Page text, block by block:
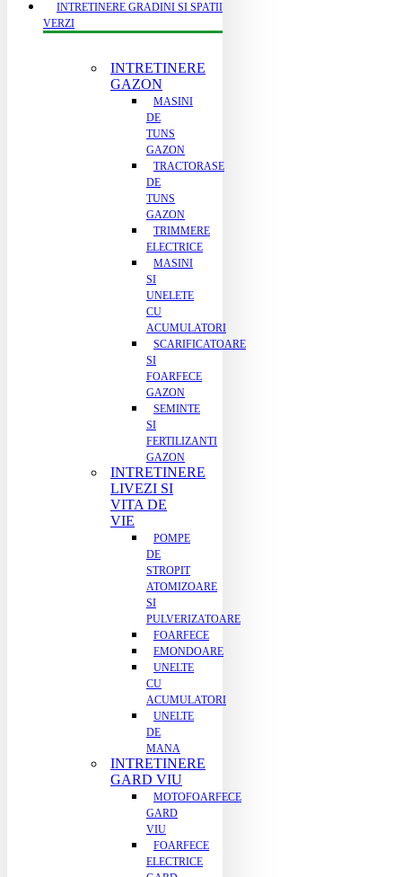
INTRETINERE GRADINI SI SPATII
VERZI
INTRETINERE
GAZON
MASINI
DE
TUNS
GAZON
TRACTORASE
DE
TUNS
GAZON
TRIMMERE
ELECTRICE
MASINI
SI
UNELETE
CU
ACUMULATORI
SCARIFICATOARE
SI
FOARFECE
GAZON
SEMINTE
SI
FERTILIZANTI
GAZON
INTRETINERE
LIVEZI SI
VITA DE
VIE
POMPE
DE
STROPIT
ATOMIZOARE
SI
PULVERIZATOARE
FOARFECE
EMONDOARE
UNELTE
CU
ACUMULATORI
UNELTE
DE
MANA
INTRETINERE
GARD VIU
MOTOFOARFECE
GARD
VIU
FOARFECE
ELECTRICE